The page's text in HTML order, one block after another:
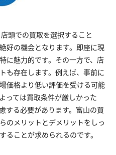
頭での買取を選択すること
好の機会となります。即座に現
に魅力的です。その一方で、店
も存在します。例えば、事前に
価格より低い評価を受ける可能
っては買取条件が厳しかった
する必要があります。富山の買
のメリットとデメリットをしっ
ることが求められるのです。